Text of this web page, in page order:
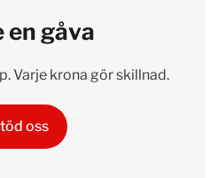
en gåva
Varje krona gör skillnad.
oss